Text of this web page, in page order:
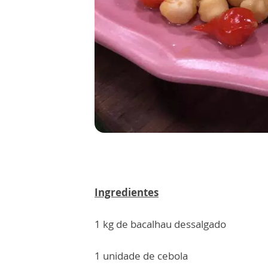
Ingredientes
1 kg de bacalhau dessalgado
1 unidade de cebola